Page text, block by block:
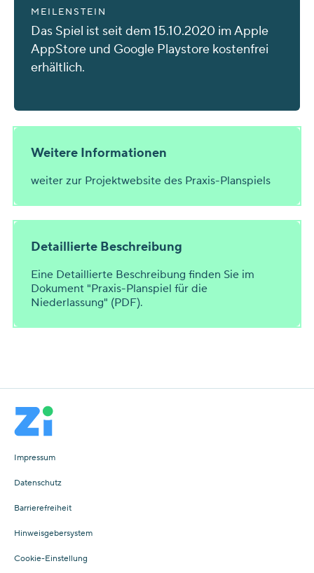
MEILENSTEIN
Das Spiel ist seit dem 15.10.2020 im Apple
AppStore und Google Playstore kostenfrei
erhältlich.
Weitere Informationen
weiter zur Projektwebsite des Praxis-Planspiels
Detaillierte Beschreibung
Eine Detaillierte Beschreibung finden Sie im
Dokument "Praxis-Planspiel für die
Niederlassung" (PDF).
Impressum
Datenschutz
Barrierefreiheit
Hinweisgebersystem
Cookie-Einstellung